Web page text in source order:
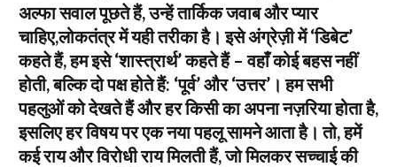
अल्फा सवाल पूछते हैं, उन्हें तार्किक जवाब और प्यार
चाहिए,लोकतंत्र में यही तरीका है। इसे अंग्रेज़ी में ‘डिबेट’
कहते हैं, हम इसे ‘शास्त्रार्थ’ कहते हैं – वहाँ कोई बहस नहीं
होती, बल्कि दो पक्ष होते हैं: ‘पूर्व’ और ‘उत्तर’। हम सभी
पहलुओं को देखते हैं और हर किसी का अपना नज़रिया होता है,
इसलिए हर विषय पर एक नया पहलू सामने आता है। तो, हमें
कई राय और विरोधी राय मिलती हैं, जो मिलकर सच्चाई की